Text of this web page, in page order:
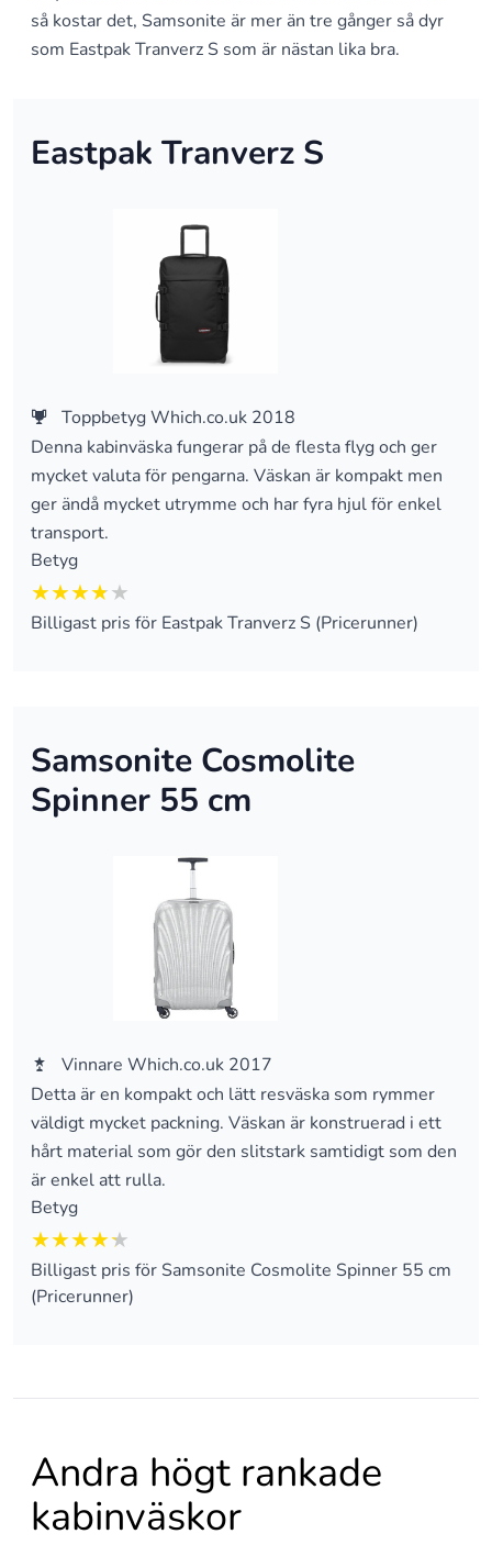
så kostar det, Samsonite är mer än tre gånger så dyr
som Eastpak Tranverz S som är nästan lika bra.
Eastpak Tranverz S
Toppbetyg Which.co.uk 2018
Denna kabinväska fungerar på de flesta flyg och ger
mycket valuta för pengarna. Väskan är kompakt men
ger ändå mycket utrymme och har fyra hjul för enkel
transport.
Betyg
3.75 av 5
Billigast pris för Eastpak Tranverz S (Pricerunner)
Samsonite Cosmolite
Spinner 55 cm
Vinnare Which.co.uk 2017
Detta är en kompakt och lätt resväska som rymmer
väldigt mycket packning. Väskan är konstruerad i ett
hårt material som gör den slitstark samtidigt som den
är enkel att rulla.
Betyg
4.25 av 5
Billigast pris för Samsonite Cosmolite Spinner 55 cm
(Pricerunner)
Andra högt rankade
kabinväskor